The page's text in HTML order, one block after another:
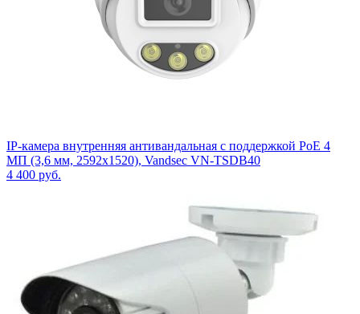
IP-камера внутренняя антивандальная с поддержкой PoE 4
МП (3,6 мм, 2592х1520), Vandsec VN-TSDB40
4 400 руб.